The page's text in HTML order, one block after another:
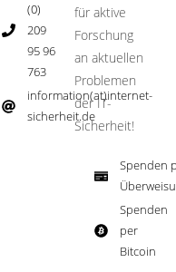
(0)
209
95 96
763
information(at)internet-
sicherheit.de ​
für aktive
Forschung
an aktuellen
Problemen
der IT-
Sicherheit!​
Spenden
Spenden
per
Bitcoin​